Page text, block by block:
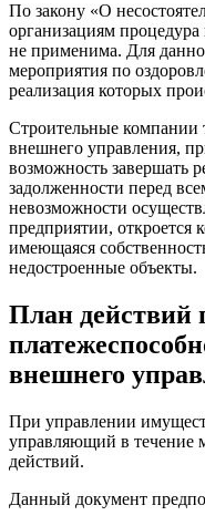
По закону «О
организациям
не применима. Для
мероприятия по
реализация которых
Строительные компании
внешнего управления,
возможность завершать
задолженности перед
невозможности
предприятии, откроется
имеющаяся
недостроенные объекты.
План действий
внешнего
При управлении
управляющий в течение
действий.
Данный документ